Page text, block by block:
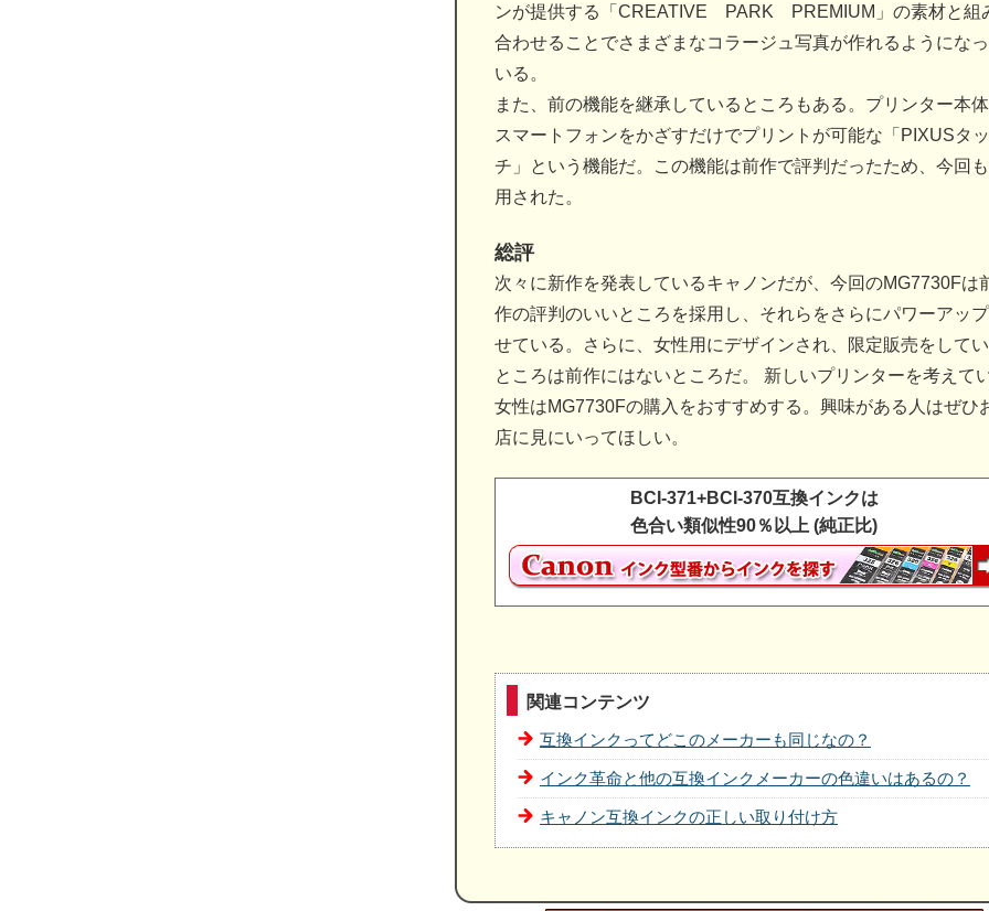
ンが提供する「CREATIVE PARK PREMIUM」の素材と組
合わせることでさまざまなコラージュ写真が作れるようにな
いる。
また、前の機能を継承しているところもある。プリンター本
スマートフォンをかざすだけでプリントが可能な「PIXUSタッ
チ」という機能だ。この機能は前作で評判だったため、今回
用された。
総評
次々に新作を発表しているキャノンだが、今回のMG7730Fは
作の評判のいいところを採用し、それらをさらにパワーアッ
せている。さらに、女性用にデザインされ、限定販売をして
ところは前作にはないところだ。 新しいプリンターを考えて
女性はMG7730Fの購入をおすすめする。興味がある人はぜひ
店に見にいってほしい。
BCI-371+BCI-370互換インクは
色合い類似性90％以上 (純正比)
関連コンテンツ
互換インクってどこのメーカーも同じなの？
インク革命と他の互換インクメーカーの色違いはあるの？
キャノン互換インクの正しい取り付け方